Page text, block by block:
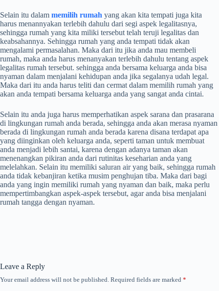
Selain itu dalam memilih rumah yang akan kita tempati juga kita
harus menannyakan terlebih dahulu dari segi aspek legalitasnya,
sehingga rumah yang kita miliki tersebut telah teruji legalitas dan
keabsahannya. Sehingga rumah yang anda tempati tidak akan
mengalami permasalahan. Maka dari itu jika anda mau membeli
rumah, maka anda harus menanyakan terlebih dahulu tentang aspek
legalitas rumah tersebut. sehingga anda bersama keluarga anda bisa
nyaman dalam menjalani kehidupan anda jika segalanya udah legal.
Maka dari itu anda harus teliti dan cermat dalam memilih rumah yang
akan anda tempati bersama keluarga anda yang sangat anda cintai.
Selain itu anda juga harus memperhatikan aspek sarana dan prasarana
di lingkungan rumah anda berada, sehingga anda akan merasa nyaman
berada di lingkungan rumah anda berada karena disana terdapat apa
yang diinginkan oleh keluarga anda, seperti taman untuk membuat
anda menjadi lebih santai, karena dengan adanya taman akan
menenangkan pikiran anda dari rutinitas keseharian anda yang
melelahkan. Selain itu memiliki saluran air yang baik, sehingga rumah
anda tidak kebanjiran ketika musim penghujan tiba. Maka dari bagi
anda yang ingin memiliki rumah yang nyaman dan baik, maka perlu
mempertimbangkan aspek-aspek tersebut, agar anda bisa menjalani
rumah tangga dengan nyaman.
Leave a Reply
Your email address will not be published. Required fields are marked *